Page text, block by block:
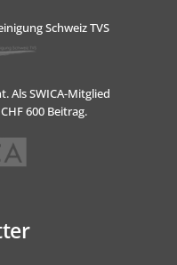
Schweiz TVS
Als SWICA-Mitglied
600 Beitrag.